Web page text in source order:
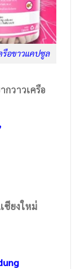
รือขาวแคปซูล
กวาวเครือ
ชียงใหม่